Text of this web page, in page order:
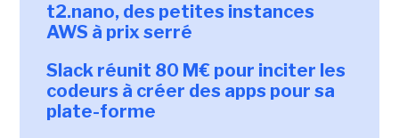
t2.nano, des petites instances
AWS à prix serré
Slack réunit 80 M€ pour inciter les
codeurs à créer des apps pour sa
plate-forme